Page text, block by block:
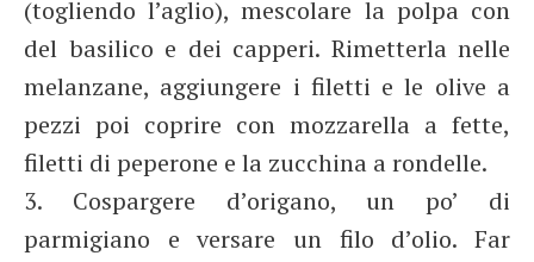
(togliendo l’aglio), mescolare la polpa con
del basilico e dei capperi. Rimetterla nelle
melanzane, aggiungere i filetti e le olive a
pezzi poi coprire con mozzarella a fette,
filetti di peperone e la zucchina a rondelle.
3. Cospargere d’origano, un po’ di
parmigiano e versare un filo d’olio. Far